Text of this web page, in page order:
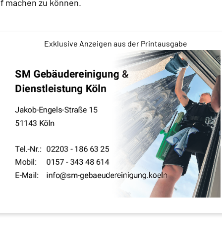
machen zu können.
Exklusive Anzeigen aus der Printausgabe